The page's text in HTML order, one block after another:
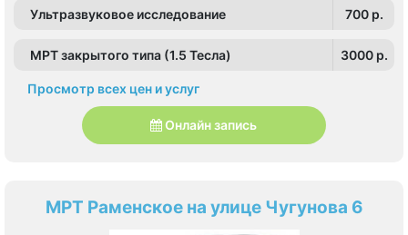
Ультразвуковое исследование 700 p.
МРТ закрытого типа (1.5 Тесла) 3000 p.
Просмотр всех цен и услуг
Онлайн запись
МРТ Раменское на улице Чугунова 6